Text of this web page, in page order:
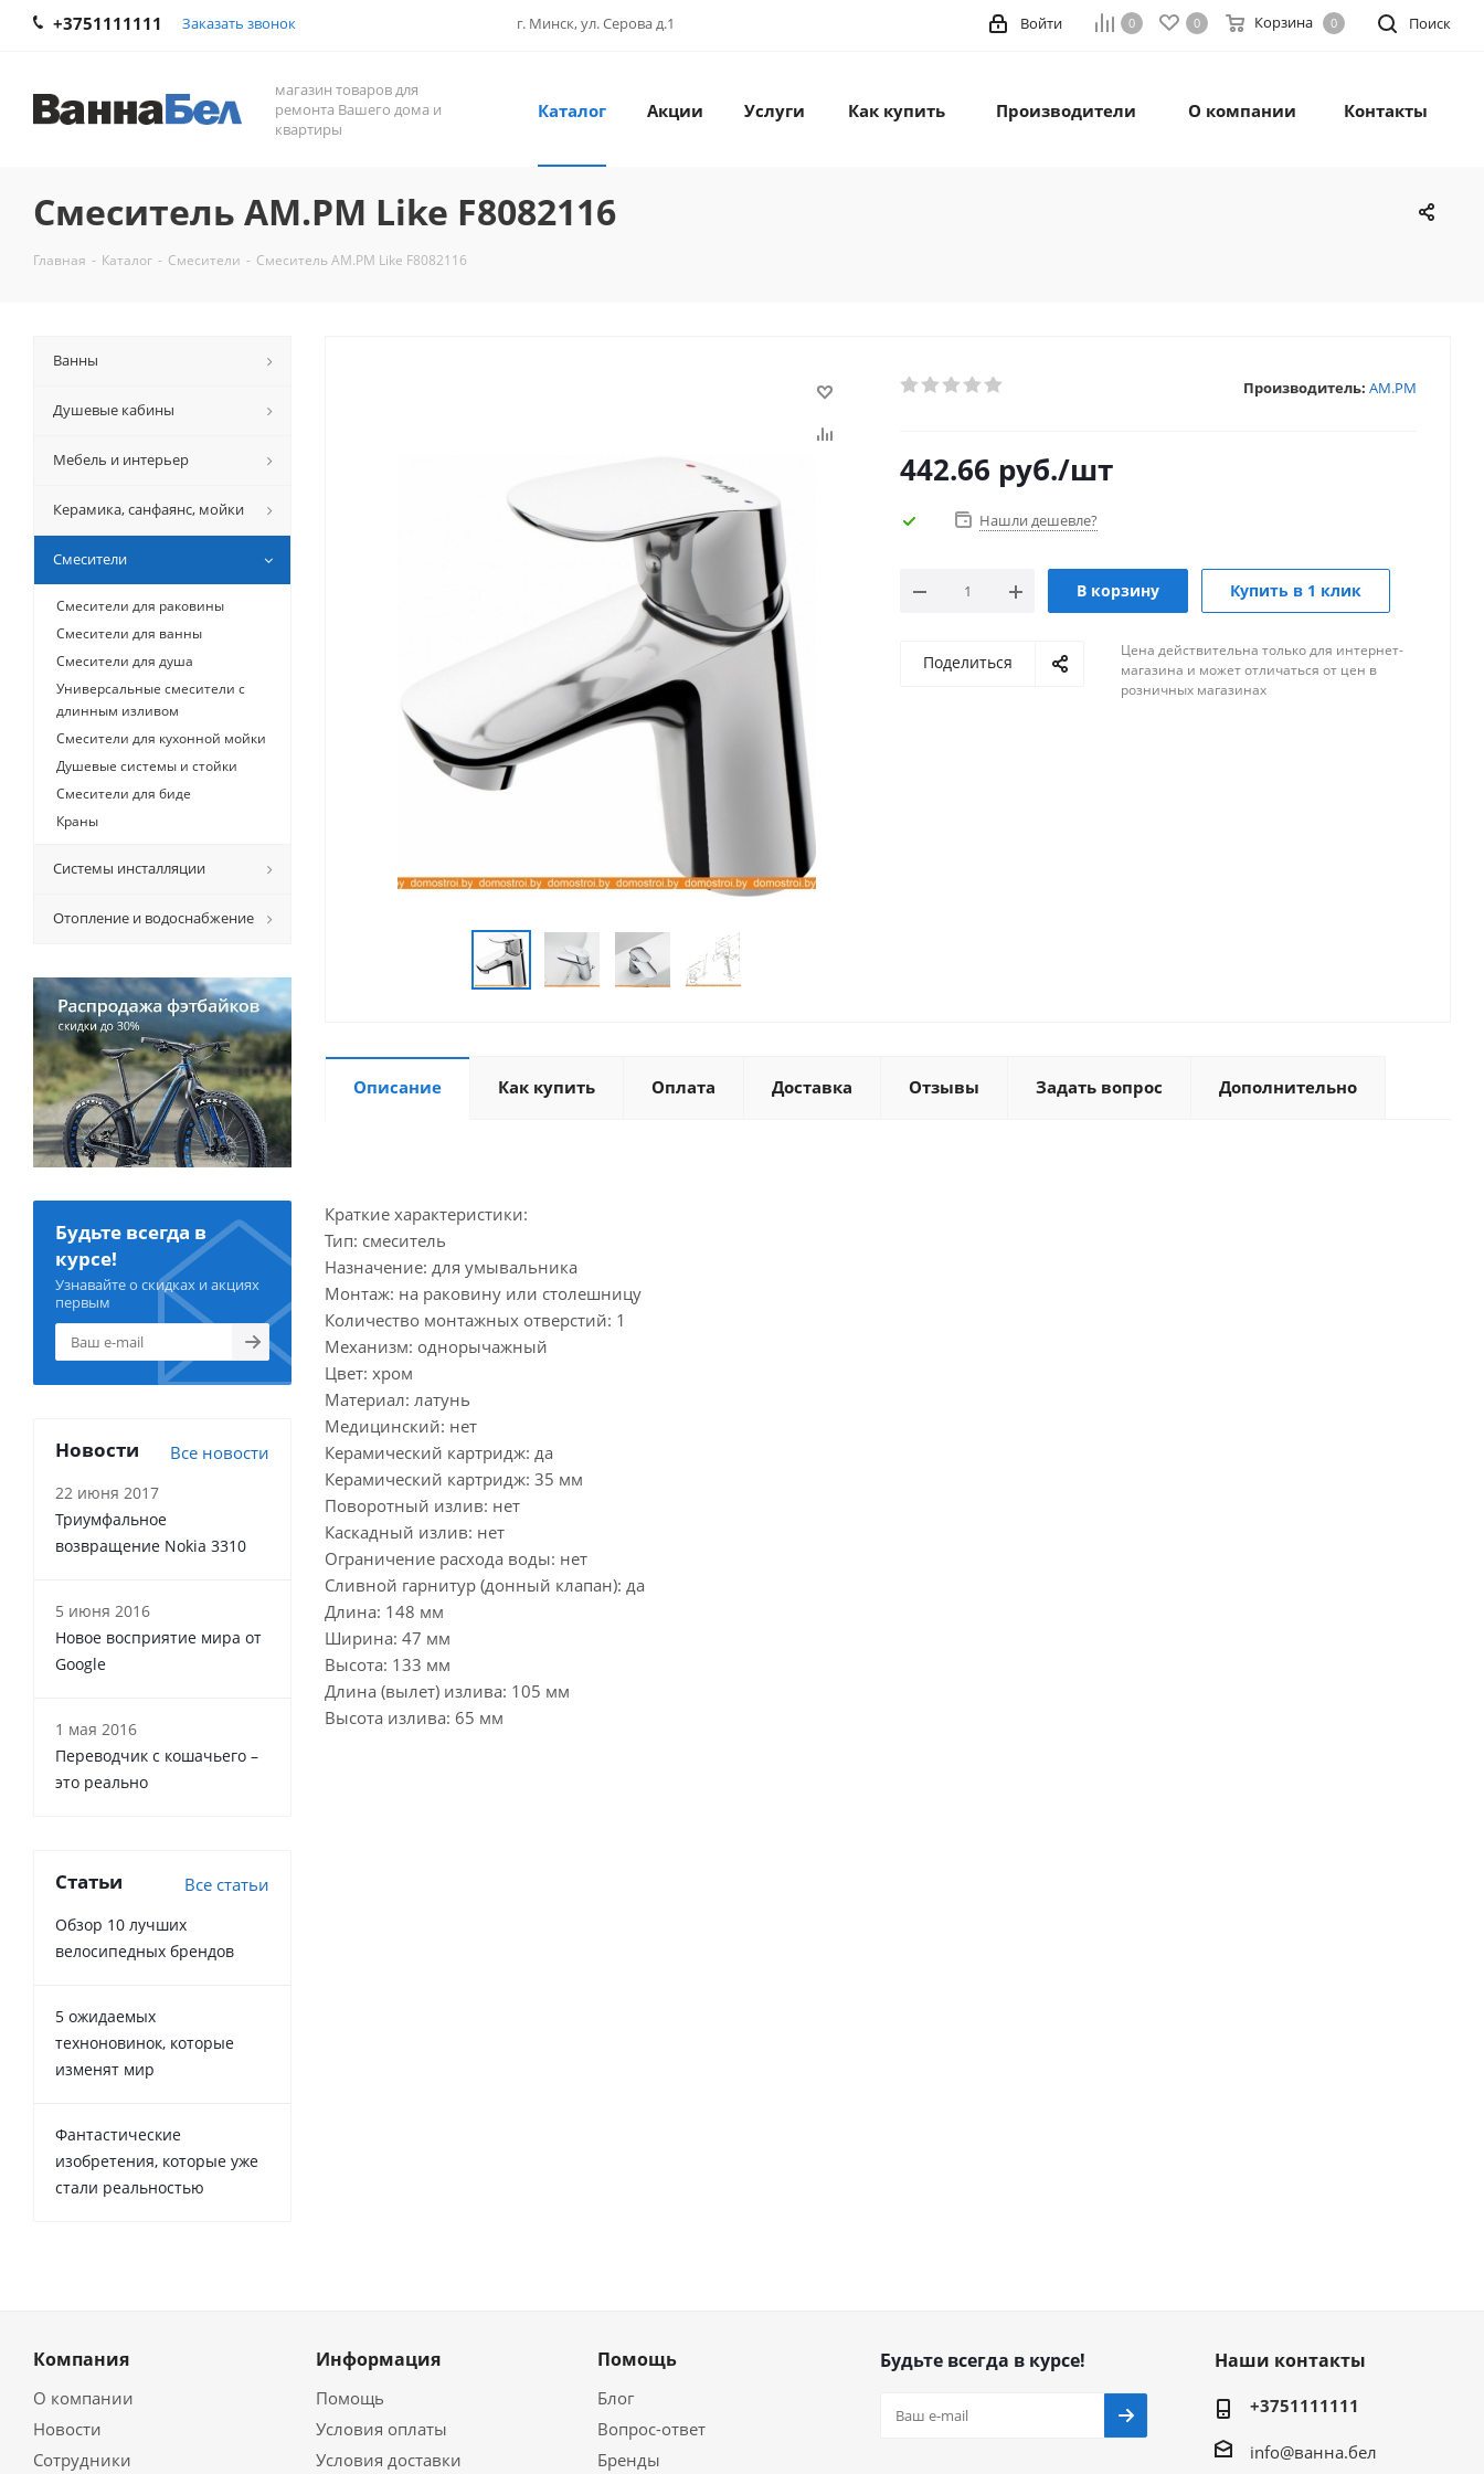
+3751111111 Заказать звонок г. Минск, ул. Серова д.1 Поиск
0 0 Корзина 0
Войти
магазин товаров для
ремонта Вашего дома и
квартиры
Каталог Акции Услуги Как купить Производители О компании Контакты
Смеситель AM.PM Like F8082116
Главная - Каталог - Смесители - Смеситель AM.PM Like F8082116
Производитель: AM.PM
442.66 руб./шт
Нашли дешевле?
В корзину Купить в 1 клик
Поделиться
Цена действительна только для интернет-
магазина и может отличаться от цен в
розничных магазинах
Описание Как купить Оплата Доставка Отзывы Задать вопрос Дополнительно
Краткие характеристики:
Тип: смеситель
Назначение: для умывальника
Монтаж: на раковину или столешницу
Количество монтажных отверстий: 1
Механизм: однорычажный
Цвет: хром
Материал: латунь
Медицинский: нет
Керамический картридж: да
Керамический картридж: 35 мм
Поворотный излив: нет
Каскадный излив: нет
Ограничение расхода воды: нет
Сливной гарнитур (донный клапан): да
Длина: 148 мм
Ширина: 47 мм
Высота: 133 мм
Длина (вылет) излива: 105 мм
Высота излива: 65 мм
Ванны
Душевые кабины
Мебель и интерьер
Керамикa, санфаянс, мойки
Смесители
Смесители для раковины
Смесители для ванны
Смесители для душа
Универсальные смесители с
длинным изливом
Смесители для кухонной мойки
Душевые системы и стойки
Смесители для биде
Краны
Системы инсталляции
Отопление и водоснабжение
Будьте всегда в
курсе!
Узнавайте о скидках и акциях
первым
Новости Все новости
22 июня 2017
Триумфальное
возвращение Nokia 3310
5 июня 2016
Новое восприятие мира от
Google
1 мая 2016
Переводчик с кошачьего –
это реально
Статьи Все статьи
Обзор 10 лучших
велосипедных брендов
5 ожидаемых
техноновинок, которые
изменят мир
Фантастические
изобретения, которые уже
стали реальностью
Компания
О компании
Новости
Сотрудники
Информация
Помощь
Условия оплаты
Условия доставки
Помощь
Блог
Вопрос-ответ
Бренды
Будьте всегда в курсе! Наши контакты
+3751111111
info@ванна.бел